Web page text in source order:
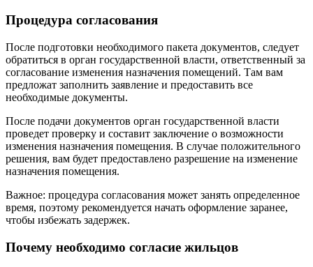
Процедура согласования
После подготовки необходимого пакета документов, следует
обратиться в орган государственной власти, ответственный за
согласование изменения назначения помещений. Там вам
предложат заполнить заявление и предоставить все
необходимые документы.
После подачи документов орган государственной власти
проведет проверку и составит заключение о возможности
изменения назначения помещения. В случае положительного
решения, вам будет предоставлено разрешение на изменение
назначения помещения.
Важное: процедура согласования может занять определенное
время, поэтому рекомендуется начать оформление заранее,
чтобы избежать задержек.
Почему необходимо согласие жильцов